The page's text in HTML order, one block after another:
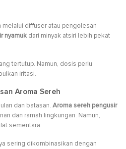
diffuser atau pengolesan
nyamuk dari minyak atsiri lebih pekat
tertutup. Namun, dosis perlu
iritasi.
Aroma Sereh
dan batasan. Aroma sereh pengusir
dan ramah lingkungan. Namun,
sementara.
sering dikombinasikan dengan